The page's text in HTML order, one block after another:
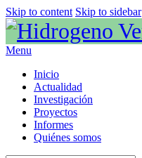
Skip to content Skip to sidebar
Menu
Inicio
Actualidad
Investigación
Proyectos
Informes
Quiénes somos